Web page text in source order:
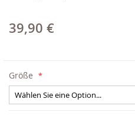
39,90 €
Größe